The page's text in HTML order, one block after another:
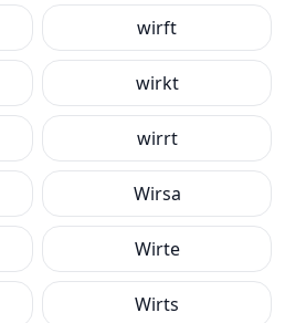
wirft
wirkt
wirrt
Wirsa
Wirte
Wirts